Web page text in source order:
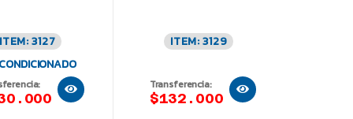
ITEM: 3127
ITEM: 3129
Transferencia:
$132.000